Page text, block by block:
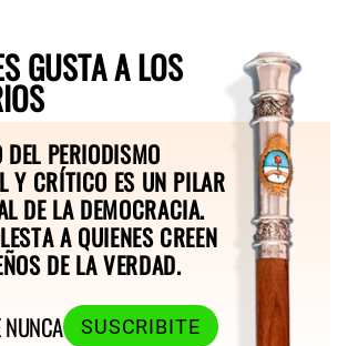
GUSTA A LOS
DEL PERIODISMO
Y CRÍTICO ES UN PILAR
DE LA DEMOCRACIA.
A QUIENES CREEN
DE LA VERDAD.
SUSCRIBITE